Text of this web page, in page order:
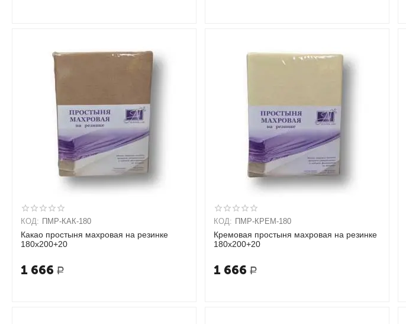
КОД: ПМР-КАК-180
Какао простыня махровая на резинке
180х200+20
1 666 Р
КОД: ПМР-КРЕМ-180
Кремовая простыня махровая на резинке
180х200+20
1 666 Р